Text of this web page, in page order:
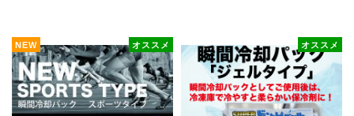
NEW オススメ オススメ